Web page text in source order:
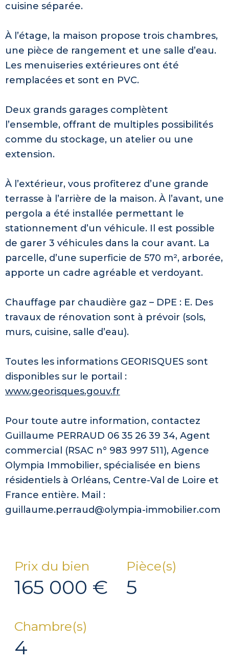
cuisine séparée.
À l’étage, la maison propose trois chambres,
une pièce de rangement et une salle d’eau.
Les menuiseries extérieures ont été
remplacées et sont en PVC.
Deux grands garages complètent
l’ensemble, offrant de multiples possibilités
comme du stockage, un atelier ou une
extension.
À l’extérieur, vous profiterez d’une grande
terrasse à l’arrière de la maison. À l’avant, une
pergola a été installée permettant le
stationnement d’un véhicule. Il est possible
de garer 3 véhicules dans la cour avant. La
parcelle, d’une superficie de 570 m², arborée,
apporte un cadre agréable et verdoyant.
Chauffage par chaudière gaz – DPE : E. Des
travaux de rénovation sont à prévoir (sols,
murs, cuisine, salle d’eau).
Toutes les informations GEORISQUES sont
disponibles sur le portail :
www.georisques.gouv.fr
Pour toute autre information, contactez
Guillaume PERRAUD 06 35 26 39 34, Agent
commercial (RSAC n° 983 997 511), Agence
Olympia Immobilier, spécialisée en biens
résidentiels à Orléans, Centre-Val de Loire et
France entière. Mail :
guillaume.perraud@olympia-immobilier.com
Prix du bien
165 000 €
Pièce(s)
5
Chambre(s)
4